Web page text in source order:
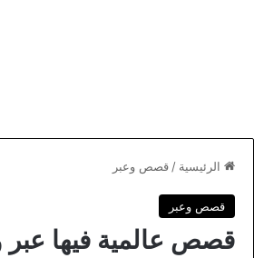
الرئيسية / قصص وعبر
قصص وعبر
قصص عالمية فيها